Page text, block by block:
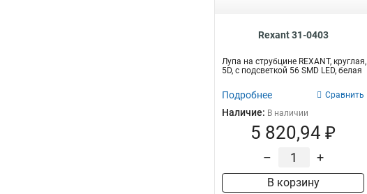
Rexant 31-0403
Лупа на струбцине REXANT, круглая,
5D, с подсветкой 56 SMD LED, белая
Подробнее Сравнить
Наличие: В наличии
5 820,94 ₽
– +
В корзину